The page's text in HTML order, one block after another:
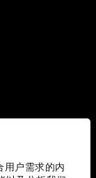
用户需求的内